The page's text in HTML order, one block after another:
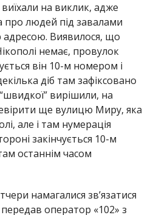
на виклик, адже
про людей під завалами
адресою. Виявилося, що
немає, провулок
він 10-м номером і
діб там зафіксовано
вирішили, на
ще вулицю Миру, яка
але і там нумерація
закінчується 10-м
останнім часом
намагалися зв’язатися
оператор «102» з